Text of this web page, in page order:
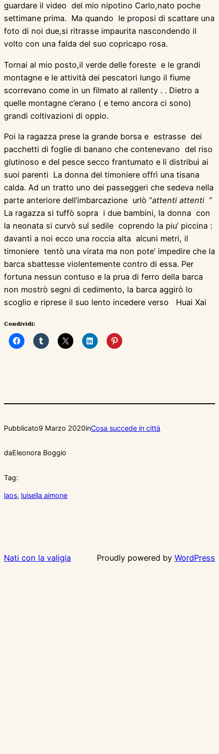
guardare il video del mio nipotino Carlo,nato poche
settimane prima. Ma quando le proposi di scattare una
foto di noi due,si ritrasse impaurita nascondendo il
volto con una falda del suo copricapo rosa.
Tornai al mio posto,il verde delle foreste e le grandi
montagne e le attività dei pescatori lungo il fiume
scorrevano come in un filmato al rallenty . . Dietro a
quelle montagne c’erano ( e temo ancora ci sono)
grandi coltivazioni di oppio.
Poi la ragazza prese la grande borsa e estrasse dei
pacchetti di foglie di banano che contenevano del riso
glutinoso e del pesce secco frantumato e li distribuì ai
suoi parenti La donna del timoniere offrì una tisana
calda. Ad un tratto uno dei passeggeri che sedeva nella
parte anteriore dell’imbarcazione urlò ”attenti attenti ”
La ragazza si tuffò sopra i due bambini, la donna con
la neonata si curvò sul sedile coprendo la piu’ piccina :
davanti a noi ecco una roccia alta alcuni metri, il
timoniere tentò una virata ma non pote’ impedire che la
barca sbattesse violentemente contro di essa. Per
fortuna nessun contuso e la prua di ferro della barca
non mostrò segni di cedimento, la barca aggirò lo
scoglio e riprese il suo lento incedere verso Huai Xai
Condividi:
Pubblicato9 Marzo 2020inCosa succede in città
daEleonora Boggio
Tag:
laos, luisella aimone
Nati con la valigia Proudly powered by WordPress